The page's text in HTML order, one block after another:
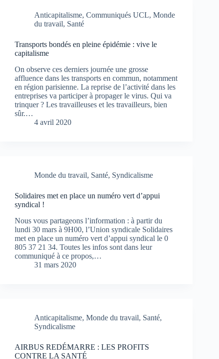
Anticapitalisme, Communiqués UCL, Monde
du travail, Santé
Transports bondés en pleine épidémie : vive le
capitalisme
On observe ces derniers journée une grosse
affluence dans les transports en commun, notamment
en région parisienne. La reprise de l’activité dans les
entreprises va participer à propager le virus. Qui va
trinquer ? Les travailleuses et les travailleurs, bien
sûr.…
4 avril 2020
Monde du travail, Santé, Syndicalisme
Solidaires met en place un numéro vert d’appui
syndical !
Nous vous partageons l’information : à partir du
lundi 30 mars à 9H00, l’Union syndicale Solidaires
met en place un numéro vert d’appui syndical le 0
805 37 21 34. Toutes les infos sont dans leur
communiqué à ce propos,…
31 mars 2020
Anticapitalisme, Monde du travail, Santé,
Syndicalisme
AIRBUS REDÉMARRE : LES PROFITS
CONTRE LA SANTÉ